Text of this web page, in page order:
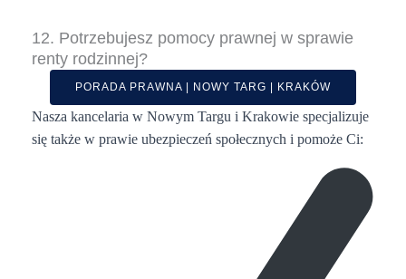
12. Potrzebujesz pomocy prawnej w sprawie
renty rodzinnej?
PORADA PRAWNA | NOWY TARG | KRAKÓW
Nasza kancelaria w Nowym Targu i Krakowie specjalizuje
się także w prawie ubezpieczeń społecznych i pomoże Ci: